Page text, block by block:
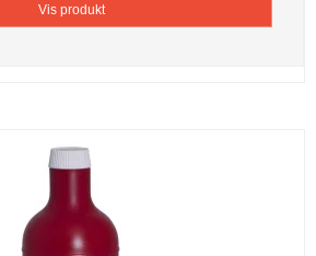
Vis produkt